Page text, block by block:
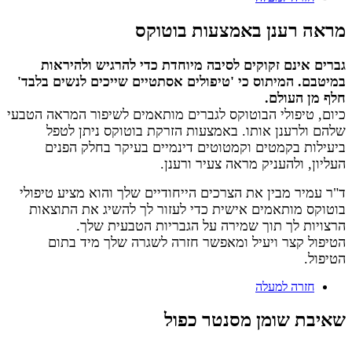
מראה רענן באמצעות בוטוקס
גברים אינם זקוקים לסיבה מיוחדת כדי להרגיש ולהיראות
במיטבם. המיתוס כי 'טיפולים אסתטיים שייכים לנשים בלבד'
חלף מן העולם.
כיום, טיפולי הבוטוקס לגברים מותאמים לשיפור המראה הטבעי
שלהם ולרענן אותו. באמצעות הזרקת בוטוקס ניתן לטפל
ביעילות בקמטים וקמטוטים דינמיים בעיקר בחלק הפנים
העליון, ולהעניק מראה צעיר ורענן.
ד"ר עמיר מבין את הצרכים הייחודיים שלך והוא מציע טיפולי
בוטוקס מותאמים אישית כדי לעזור לך להשיג את התוצאות
הרצויות לך תוך שמירה על הגבריות הטבעית שלך.
הטיפול קצר ויעיל ומאפשר חזרה לשגרה שלך מיד בתום
הטיפול.
חזרה למעלה
שאיבת שומן מסנטר כפול